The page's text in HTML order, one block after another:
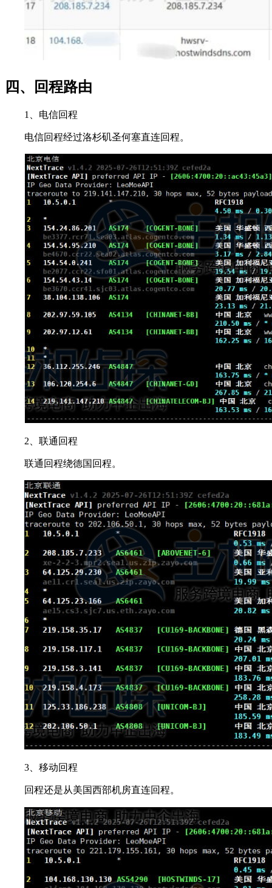
四、回程路由
1、电信回程
电信回程经过洛杉矶圣何塞直连回程。
2、联通回程
联通回程绕德国回程。
3、移动回程
回程还是从美国西部机房直连回程。